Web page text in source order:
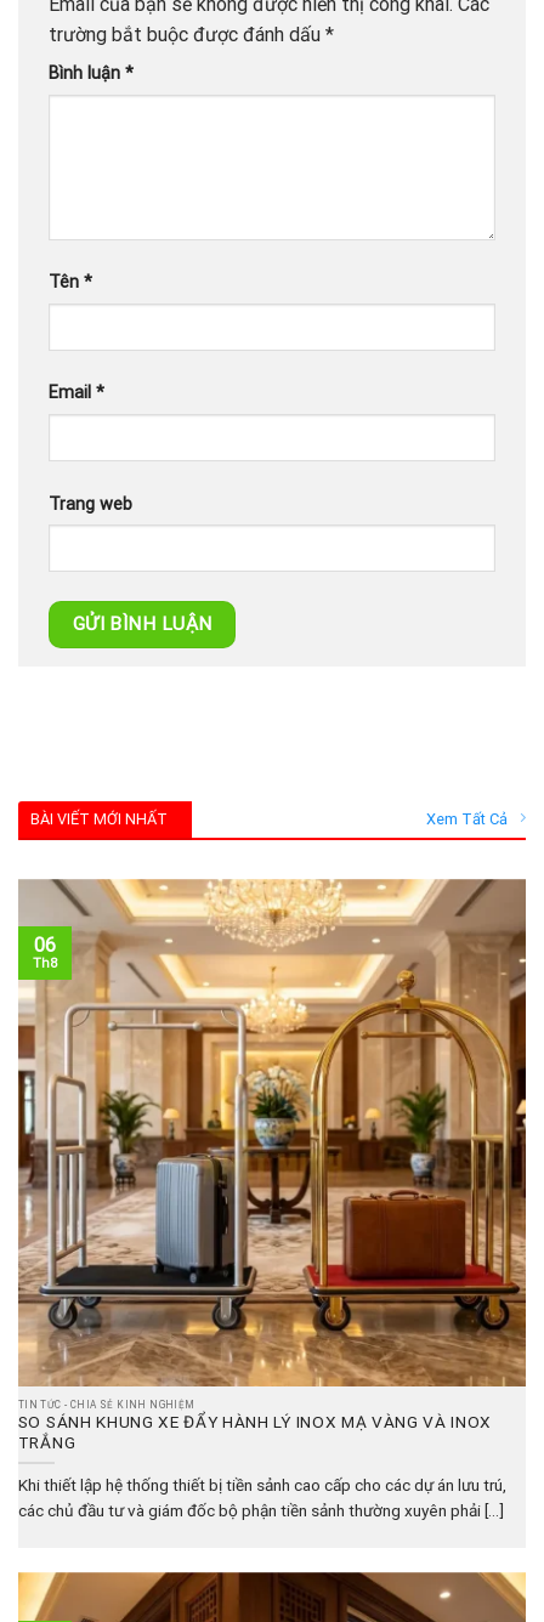
trường bắt buộc được đánh dấu *
Bình luận *
Tên *
Email *
Trang web
BÀI VIẾT MỚI NHẤT Xem Tất Cả
TIN TỨC - CHIA SẺ KINH NGHIỆM
SO SÁNH KHUNG XE ĐẨY HÀNH LÝ INOX MẠ VÀNG VÀ INOX
TRẮNG
Khi thiết lập hệ thống thiết bị tiền sảnh cao cấp cho các dự án lưu trú,
các chủ đầu tư và giám đốc bộ phận tiền sảnh thường xuyên phải [...]
06
Th8